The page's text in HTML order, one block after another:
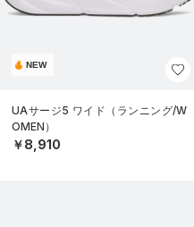
NEW
UAサージ5 ワイド（ランニング/W
OMEN）
￥8,910